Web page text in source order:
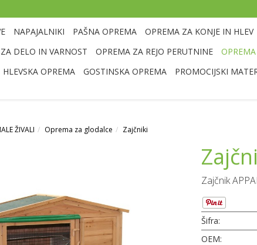
NAPAJALNIKI PAŠNA OPREMA OPREMA ZA KONJE IN HLEV
DELO IN VARNOST
OPREMA ZA REJO PERUTNINE
HLEVSKA OPREMA GOSTINSKA OPREMA PROMOCIJSKI
ŽIVALI Oprema za glodalce Zajčniki
Zajčnik
Šifra:
OEM: